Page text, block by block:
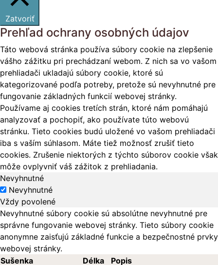
Zatvoriť
Prehľad ochrany osobných údajov
Táto webová stránka používa súbory cookie na zlepšenie
vášho zážitku pri prechádzaní webom. Z nich sa vo vašom
prehliadači ukladajú súbory cookie, ktoré sú
kategorizované podľa potreby, pretože sú nevyhnutné pre
fungovanie základných funkcií webovej stránky.
Používame aj cookies tretích strán, ktoré nám pomáhajú
analyzovať a pochopiť, ako používate túto webovú
stránku. Tieto cookies budú uložené vo vašom prehliadači
iba s vaším súhlasom. Máte tiež možnosť zrušiť tieto
cookies. Zrušenie niektorých z týchto súborov cookie však
môže ovplyvniť váš zážitok z prehliadania.
Nevyhnutné
Nevyhnutné
Vždy povolené
Nevyhnutné súbory cookie sú absolútne nevyhnutné pre
správne fungovanie webovej stránky. Tieto súbory cookie
anonymne zaisťujú základné funkcie a bezpečnostné prvky
webovej stránky.
Sušenka
Délka Popis